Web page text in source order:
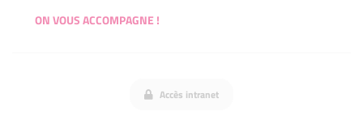
ON VOUS ACCOMPAGNE !
Accès intranet